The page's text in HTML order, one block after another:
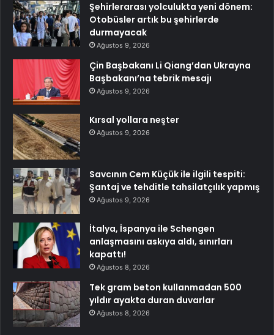
Şehirlerarası yolculukta yeni dönem:
Otobüsler artık bu şehirlerde
durmayacak
Ağustos 9, 2026
Çin Başbakanı Li Qiang’dan Ukrayna
Başbakanı’na tebrik mesajı
Ağustos 9, 2026
Kırsal yollara neşter
Ağustos 9, 2026
Savcının Cem Küçük ile ilgili tespiti:
Şantaj ve tehditle tahsilatçılık yapmış
Ağustos 9, 2026
İtalya, İspanya ile Schengen
anlaşmasını askıya aldı, sınırları
kapattı!
Ağustos 8, 2026
Tek gram beton kullanmadan 500
yıldır ayakta duran duvarlar
Ağustos 8, 2026